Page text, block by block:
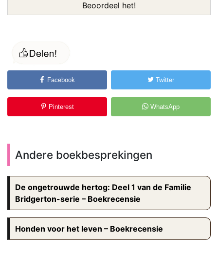
Beoordeel het!
Facebook Twitter
Pinterest WhatsApp
Andere boekbesprekingen
De ongetrouwde hertog: Deel 1 van de Familie
Bridgerton-serie – Boekrecensie
Honden voor het leven – Boekrecensie